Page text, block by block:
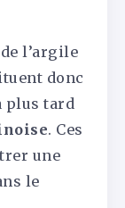
l’argile
donc
plus tard
. Ces
une
le